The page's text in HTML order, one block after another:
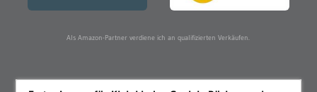
Als Amazon-Partner verdiene ich an qualifizierten Verkäufen.